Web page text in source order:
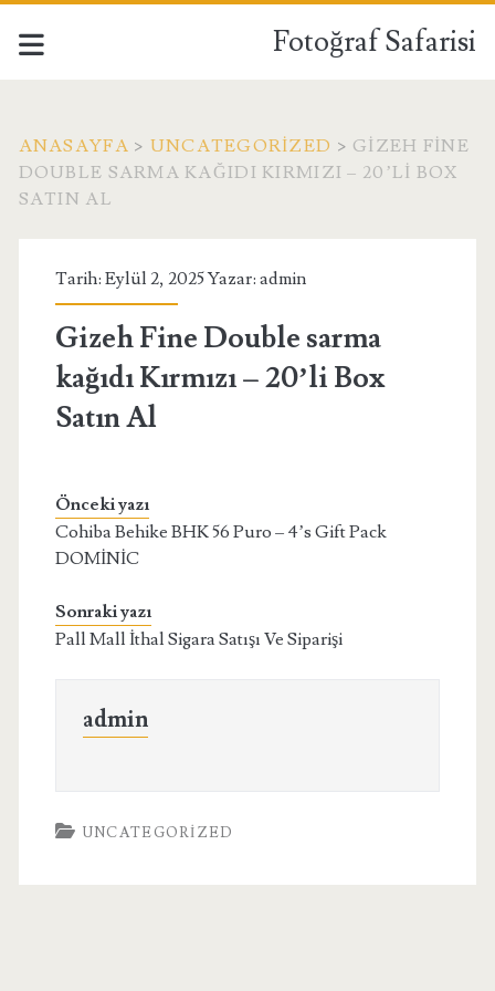
Fotoğraf Safarisi
ANASAYFA > UNCATEGORIZED > GIZEH FINE
DOUBLE SARMA KAĞIDI KIRMIZI – 20’LI BOX
SATIN AL
Tarih: Eylül 2, 2025 Yazar: admin
Gizeh Fine Double sarma
kağıdı Kırmızı – 20’li Box
Satın Al
Önceki yazı
Cohiba Behike BHK 56 Puro – 4’s Gift Pack
DOMİNİC
Sonraki yazı
Pall Mall İthal Sigara Satışı Ve Siparişi
admin
UNCATEGORIZED